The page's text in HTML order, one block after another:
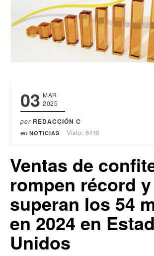
03 MAR
2025
por REDACCIÓN C
en NOTICIAS Visto: 6440
Ventas de
rompen récord y
superan los 54
en 2024 en
Unidos